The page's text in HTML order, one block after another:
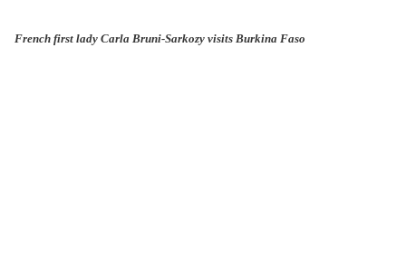
French first lady Carla Bruni-Sarkozy visits Burkina Faso